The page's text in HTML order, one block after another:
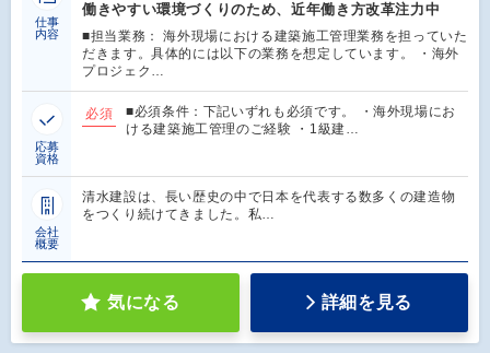
仕事
内容
働きやすい環境づくりのため、近年働き方改革注力中
■担当業務： 海外現場における建築施工管理業務を担っていた
だきます。具体的には以下の業務を想定しています。 ・海外
プロジェク…
応募
資格
必須
■必須条件：下記いずれも必須です。 ・海外現場にお
ける建築施工管理のご経験 ・1級建…
会社
概要
清水建設は、長い歴史の中で日本を代表する数多くの建造物
をつくり続けてきました。私…
気になる 詳細を見る